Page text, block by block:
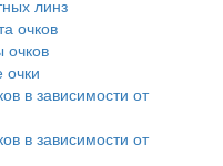
линз
очков
очков
в зависимости от
в зависимости от